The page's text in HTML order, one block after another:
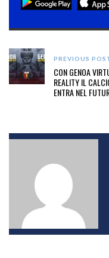
PREVIOUS
CON GENOA
REALITY IL
ENTRA NEL